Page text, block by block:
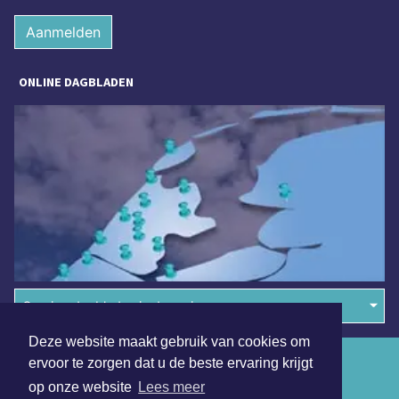
Deze website maakt gebruik van cookies om
ervoor te zorgen dat u de beste ervaring krijgt
op onze website Lees meer
Aanmelden
ONLINE DAGBLADEN
Overige dagbladen in de regio
Algemene voorwaarden
Disclaimer